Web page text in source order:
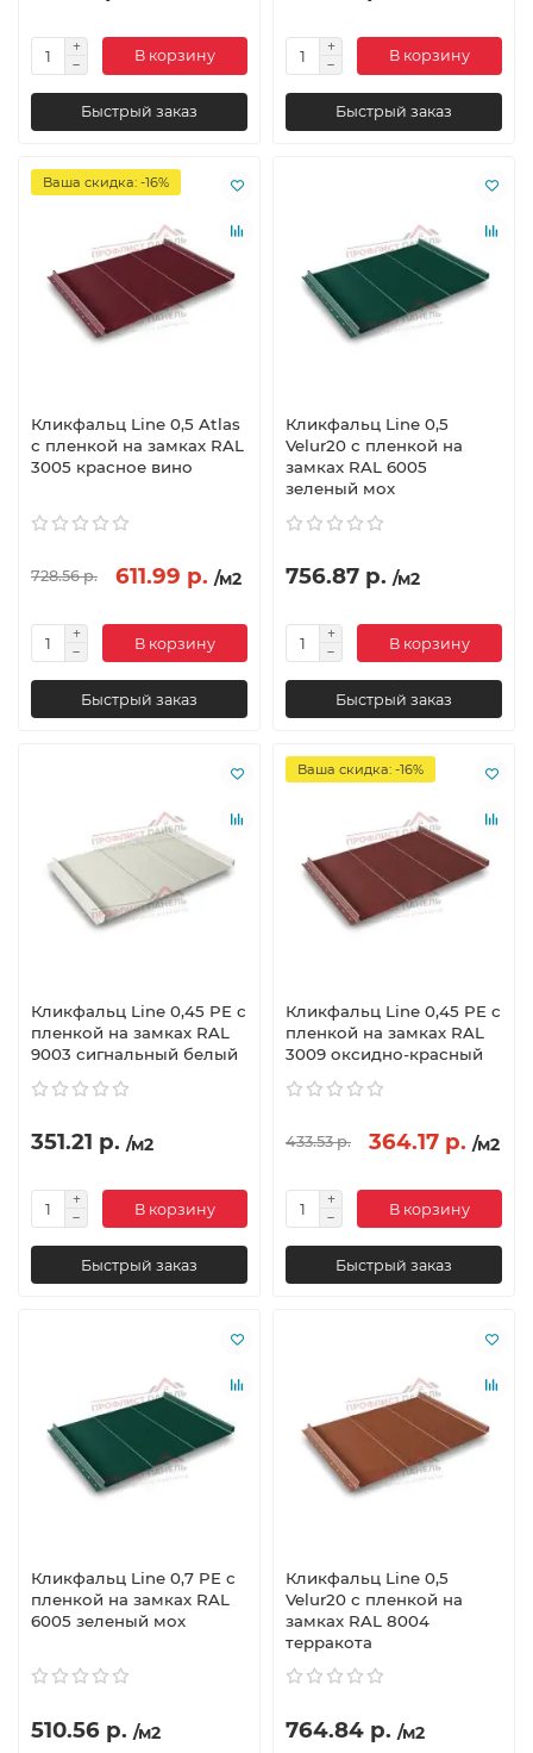
В корзину
Быстрый заказ
В корзину
Быстрый заказ
Ваша скидка: -16%
Кликфальц Line 0,5 Atlas
с пленкой на замках RAL
3005 красное вино
728.56 р. 611.99 р. /м2
В корзину
Быстрый заказ
Кликфальц Line 0,5
Velur20 с пленкой на
замках RAL 6005
зеленый мох
756.87 р. /м2
В корзину
Быстрый заказ
Кликфальц Line 0,45 PE с
пленкой на замках RAL
9003 сигнальный белый
351.21 р. /м2
В корзину
Быстрый заказ
Ваша скидка: -16%
Кликфальц Line 0,45 PE с
пленкой на замках RAL
3009 оксидно-красный
433.53 р. 364.17 р. /м2
В корзину
Быстрый заказ
Кликфальц Line 0,7 PE с
пленкой на замках RAL
6005 зеленый мох
510.56 р. /м2
Кликфальц Line 0,5
Velur20 с пленкой на
замках RAL 8004
терракота
764.84 р. /м2